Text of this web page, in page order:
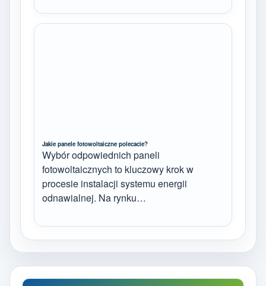
Jakie panele fotowoltaiczne polecacie?
Wybór odpowiednich paneli
fotowoltaicznych to kluczowy krok w
procesie instalacji systemu energii
odnawialnej. Na rynku…